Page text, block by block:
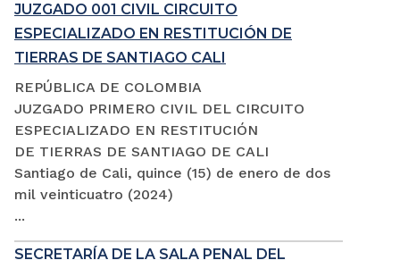
JUZGADO 001 CIVIL CIRCUITO
ESPECIALIZADO EN RESTITUCIÓN DE
TIERRAS DE SANTIAGO CALI
REPÚBLICA DE COLOMBIA
JUZGADO PRIMERO CIVIL DEL CIRCUITO
ESPECIALIZADO EN RESTITUCIÓN
DE TIERRAS DE SANTIAGO DE CALI
Santiago de Cali, quince (15) de enero de dos
mil veinticuatro (2024)
...
SECRETARÍA DE LA SALA PENAL DEL